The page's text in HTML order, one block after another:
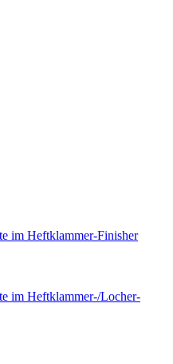
im Heftklammer-Finisher
im Heftklammer-/Locher-